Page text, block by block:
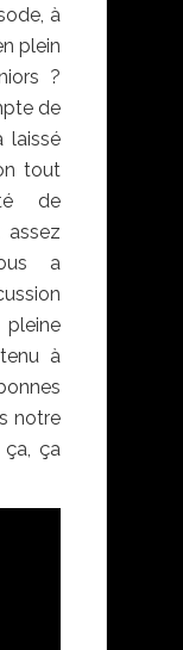
à
plein
?
de
laissé
tout
de
assez
a
à
notre
ça, ça